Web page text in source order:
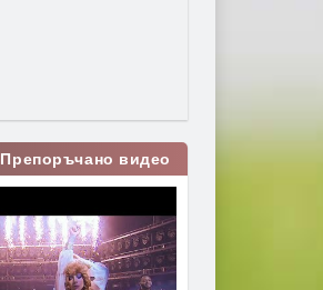
Препоръчано видео